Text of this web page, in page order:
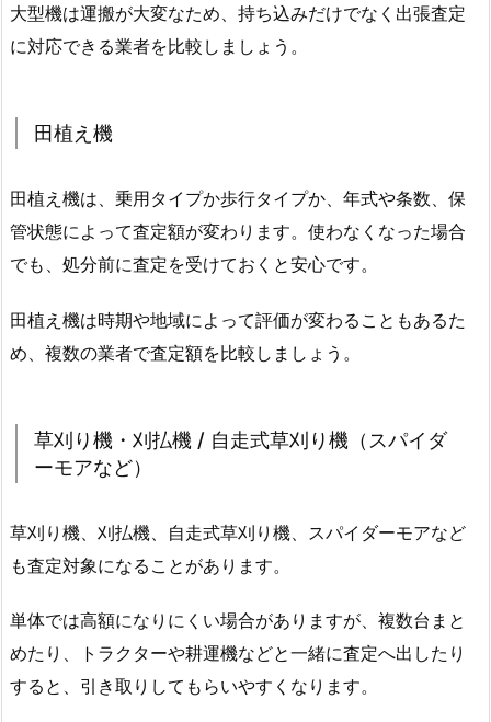
大型機は運搬が大変なため、持ち込みだけでなく出張査定
に対応できる業者を比較しましょう。
田植え機
田植え機は、乗用タイプか歩行タイプか、年式や条数、保
管状態によって査定額が変わります。使わなくなった場合
でも、処分前に査定を受けておくと安心です。
田植え機は時期や地域によって評価が変わることもあるた
め、複数の業者で査定額を比較しましょう。
草刈り機・刈払機 / 自走式草刈り機（スパイダ
ーモアなど）
草刈り機、刈払機、自走式草刈り機、スパイダーモアなど
も査定対象になることがあります。
単体では高額になりにくい場合がありますが、複数台まと
めたり、トラクターや耕運機などと一緒に査定へ出したり
すると、引き取りしてもらいやすくなります。